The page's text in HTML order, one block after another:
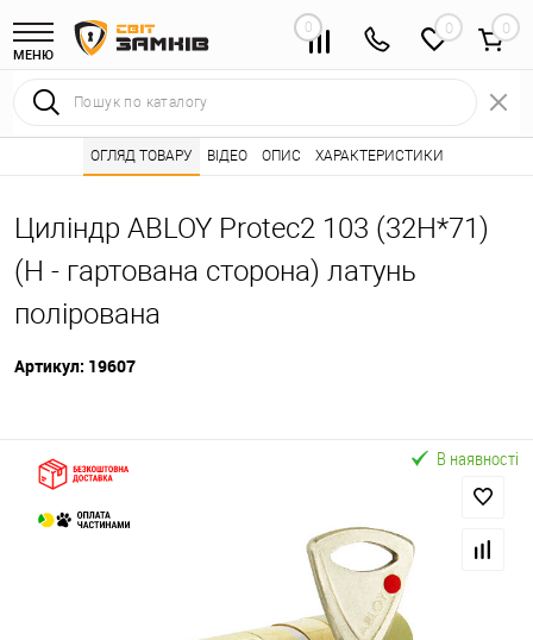
МЕНЮ
0 0
Інтернет магазин замків • Каталог товарів ⭐ • Серцевини
Циліндр ABLOY Protec2 103 (32H*71)
(H - гартована сторона) латунь
полірована
Артикул: 19607
ОГЛЯД ТОВАРУ ВІДЕО ОПИС ХАРАКТЕРИСТИКИ
В наявності